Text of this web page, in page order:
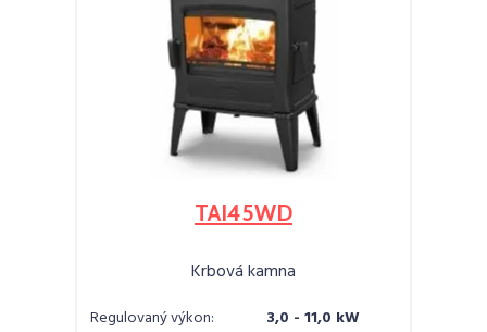
TAI45WD
Krbová kamna
Regulovaný výkon:
3,0 - 11,0 kW